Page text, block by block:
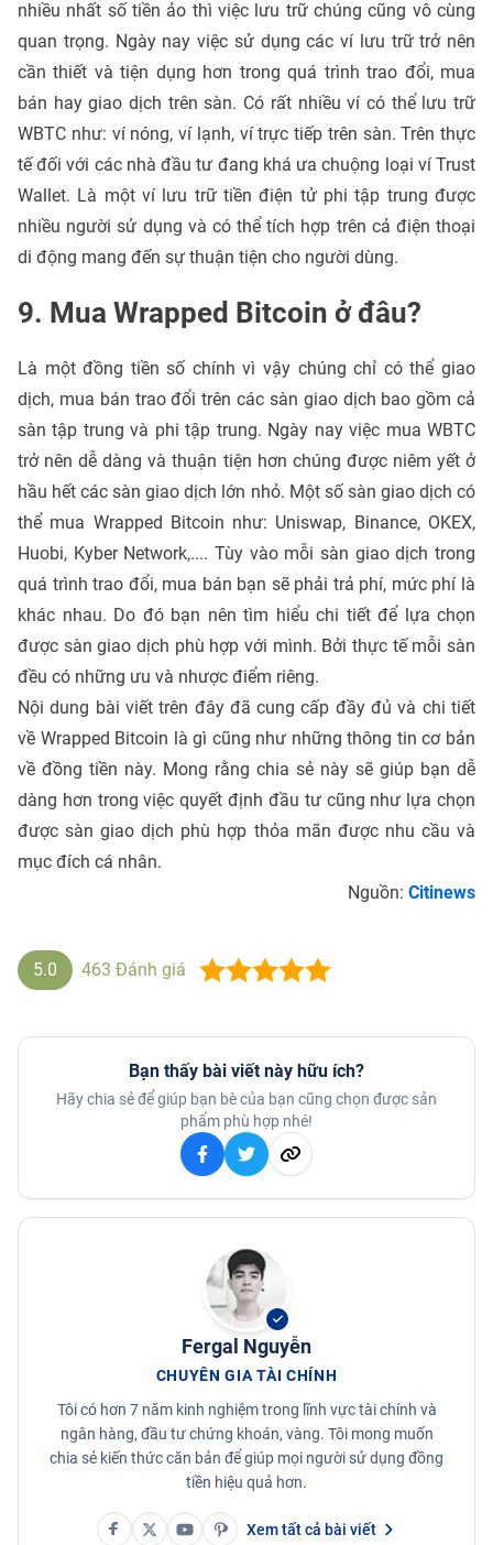
nhiều nhất số tiền ảo thì việc lưu trữ chúng cũng vô cùng
quan trọng. Ngày nay việc sử dụng các ví lưu trữ trở nên
cần thiết và tiện dụng hơn trong quá trình trao đổi, mua
bán hay giao dịch trên sàn. Có rất nhiều ví có thể lưu trữ
WBTC như: ví nóng, ví lạnh, ví trực tiếp trên sàn. Trên thực
tế đối với các nhà đầu tư đang khá ưa chuộng loại ví Trust
Wallet. Là một ví lưu trữ tiền điện tử phi tập trung được
nhiều người sử dụng và có thể tích hợp trên cả điện thoại
di động mang đến sự thuận tiện cho người dùng.
9. Mua Wrapped Bitcoin ở đâu?
Là một đồng tiền số chính vì vậy chúng chỉ có thể giao
dịch, mua bán trao đổi trên các sàn giao dịch bao gồm cả
sàn tập trung và phi tập trung. Ngày nay việc mua WBTC
trở nên dễ dàng và thuận tiện hơn chúng được niêm yết ở
hầu hết các sàn giao dịch lớn nhỏ. Một số sàn giao dịch có
thể mua Wrapped Bitcoin như: Uniswap, Binance, OKEX,
Huobi, Kyber Network,.... Tùy vào mỗi sàn giao dịch trong
quá trình trao đổi, mua bán bạn sẽ phải trả phí, mức phí là
khác nhau. Do đó bạn nên tìm hiểu chi tiết để lựa chọn
được sàn giao dịch phù hợp với mình. Bởi thực tế mỗi sàn
đều có những ưu và nhược điểm riêng.
Nội dung bài viết trên đây đã cung cấp đầy đủ và chi tiết
về Wrapped Bitcoin là gì cũng như những thông tin cơ bản
về đồng tiền này. Mong rằng chia sẻ này sẽ giúp bạn dễ
dàng hơn trong việc quyết định đầu tư cũng như lựa chọn
được sàn giao dịch phù hợp thỏa mãn được nhu cầu và
mục đích cá nhân.
Nguồn: Citinews
5.0 463 Đánh giá
Bạn thấy bài viết này hữu ích?
Hãy chia sẻ để giúp bạn bè của bạn cũng chọn được sản
phẩm phù hợp nhé!
Fergal Nguyễn
CHUYÊN GIA TÀI CHÍNH
Tôi có hơn 7 năm kinh nghiệm trong lĩnh vực tài chính và
ngân hàng, đầu tư chứng khoán, vàng. Tôi mong muốn
chia sẻ kiến thức căn bản để giúp mọi người sử dụng đồng
tiền hiệu quả hơn.
Xem tất cả bài viết